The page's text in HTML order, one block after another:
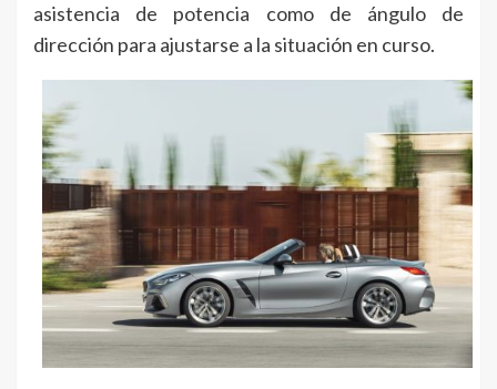
asistencia de potencia como de ángulo de
dirección para ajustarse a la situación en curso.